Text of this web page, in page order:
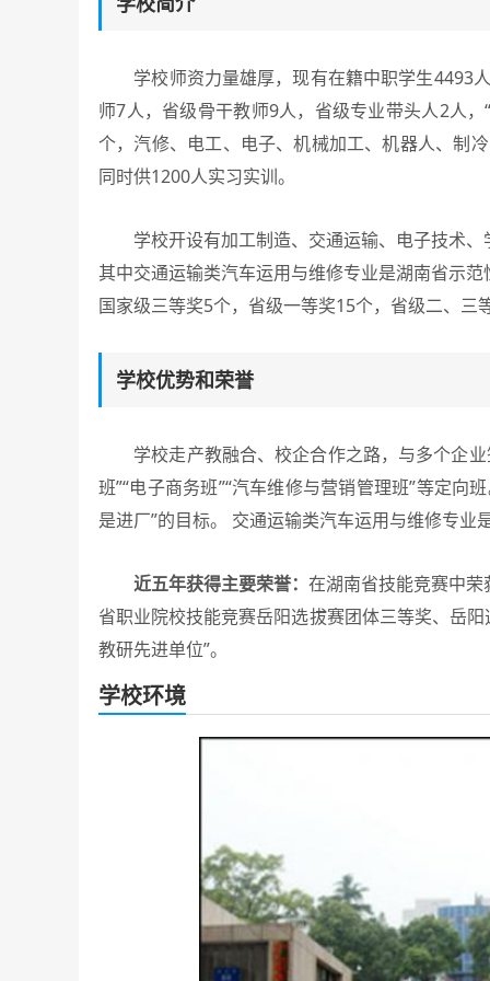
学校师资力量雄厚，现有在籍中职学生4493
师7人，省级骨干教师9人，省级专业带头人2人
个，汽修、电工、电子、机械加工、机器人、制
同时供1200人实习实训。
学校开设有加工制造、交通运输、电子技术、
其中交通运输类汽车运用与维修专业是湖南省示
国家级三等奖5个，省级一等奖15个，省级二、三
学校优势和荣誉
学校走产教融合、校企合作之路，与多个企业
班”“电子商务班”“汽车维修与营销管理班”等定
是进厂”的目标。 交通运输类汽车运用与维修专业
近五年获得主要荣誉：在湖南省技能竞赛中
省职业院校技能竞赛岳阳选拔赛团体三等奖、岳
教研先进单位”。
学校环境